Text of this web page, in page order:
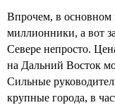
Впрочем, в основном
миллионники, а вот
Севере непросто.
на Дальний Восток
Сильные
крупные города, в